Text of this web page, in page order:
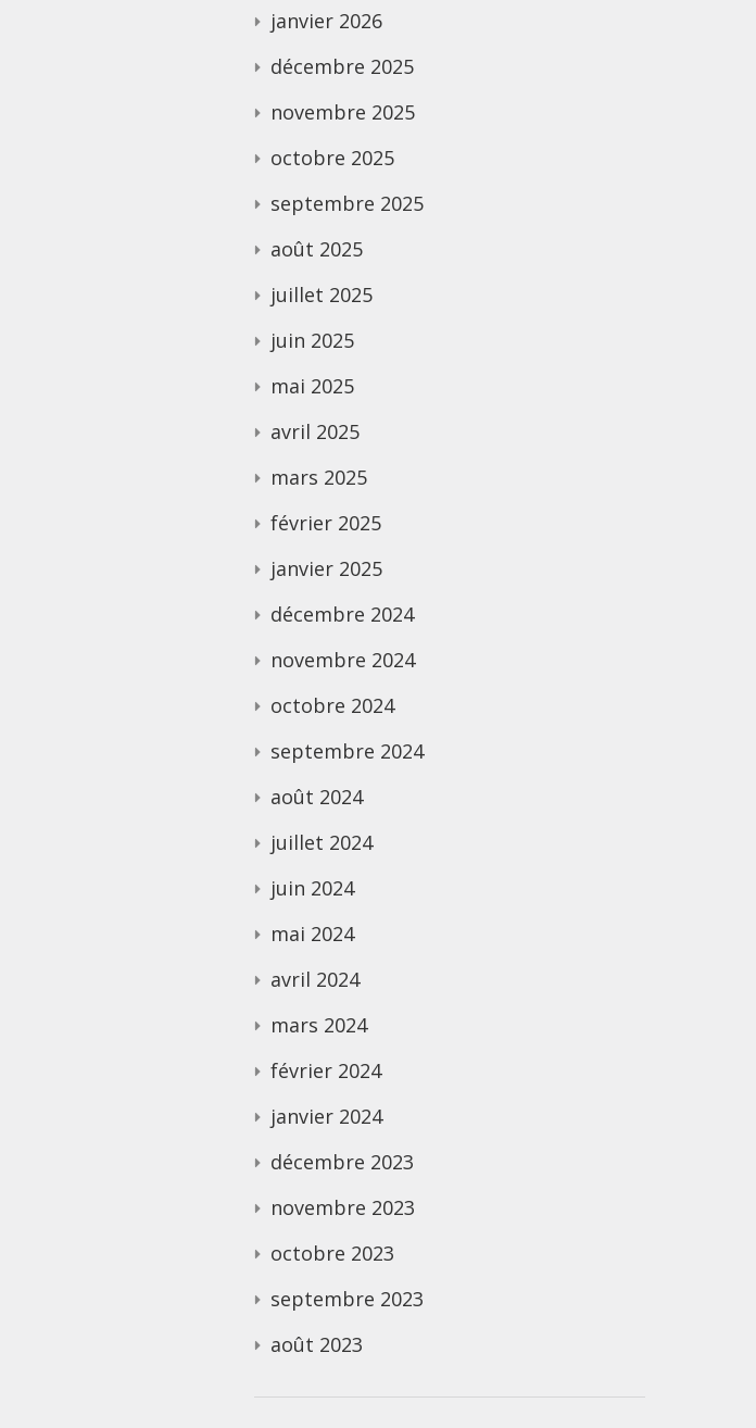
janvier 2026
décembre 2025
novembre 2025
octobre 2025
septembre 2025
août 2025
juillet 2025
juin 2025
mai 2025
avril 2025
mars 2025
février 2025
janvier 2025
décembre 2024
novembre 2024
octobre 2024
septembre 2024
août 2024
juillet 2024
juin 2024
mai 2024
avril 2024
mars 2024
février 2024
janvier 2024
décembre 2023
novembre 2023
octobre 2023
septembre 2023
août 2023